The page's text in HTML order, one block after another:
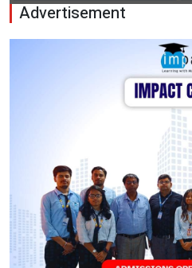
Advertisement